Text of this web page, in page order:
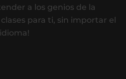
a los genios de la
para ti, sin importar el
idioma!